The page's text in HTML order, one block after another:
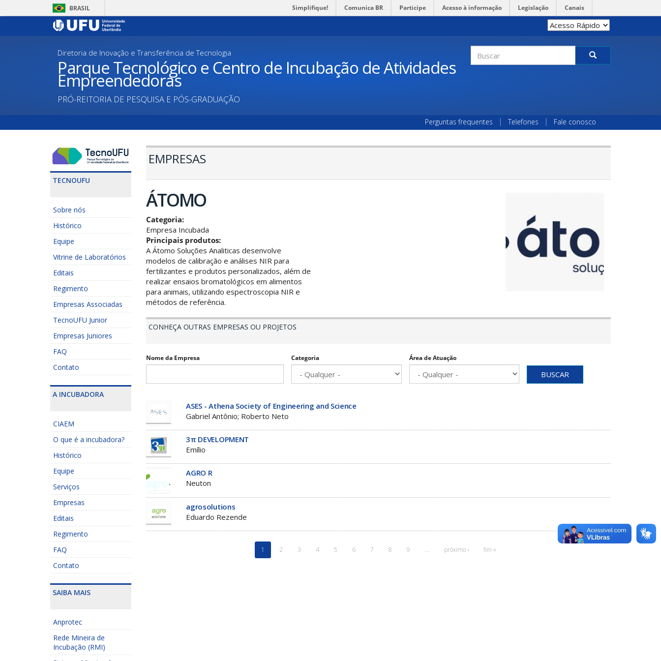
para
BRASIL Simplifique! Comunica BR Participe Acesso à informação Legislação Canais
Diretoria de Inovação e Transferência de Tecnologia
Parque Tecnológico e Centro de Incubação de Atividades
Empreendedoras
PRÓ-REITORIA DE PESQUISA E PÓS-GRADUAÇÃO
Formulário
de
Perguntas frequentes Telefones Fale conosco
TECNOUFU
Sobre nós
Histórico
Equipe
Vitrine de Laboratórios
Editais
Regimento
Empresas Associadas
TecnoUFU Junior
Empresas Juniores
FAQ
Contato
A INCUBADORA
CIAEM
O que é a incubadora?
Histórico
Equipe
Serviços
Empresas
Editais
Regimento
FAQ
Contato
SAIBA MAIS
Anprotec
Rede Mineira de
Incubação (RMI)
EMPRESAS
ÁTOMO
Categoria:
Empresa Incubada
Principais produtos:
A Átomo Soluções Analiticas desenvolve
modelos de calibração e análises NIR para
fertilizantes e produtos personalizados, além de
realizar ensaios bromatológicos em alimentos
para animais, utilizando espectroscopia NIR e
métodos de referência.
CONHEÇA OUTRAS EMPRESAS OU PROJETOS
Nome da Empresa Categoria Área de Atuação
BUSCAR
ASES - Athena Society of Engineering and Science
Gabriel Antônio; Roberto Neto
3π DEVELOPMENT
Emílio
AGRO R
Neuton
agrosolutions
Eduardo Rezende
1 2 3 4 5 6 7 8 9 … próximo › fim »